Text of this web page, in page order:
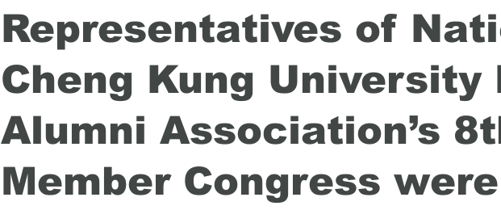
Representatives of
Cheng Kung University
Alumni Association’s
Member Congress were